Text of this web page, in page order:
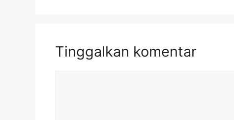
Tinggalkan komentar